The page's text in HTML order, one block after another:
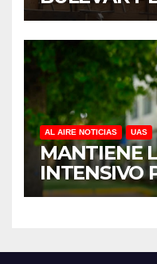
PARA
ANTES DEL
CLASES
AL AIRE NOTICIAS UAS
MANTIENE
INTENSIVO
DEL CICLO